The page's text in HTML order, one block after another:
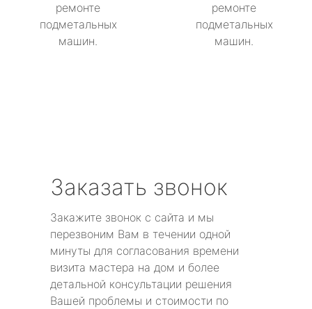
ремонте
подметальных
машин.
ремонте
подметальных
машин.
Заказать звонок
Закажите звонок с сайта и мы
перезвоним Вам в течении одной
минуты для согласования времени
визита мастера на дом и более
детальной консультации решения
Вашей проблемы и стоимости по